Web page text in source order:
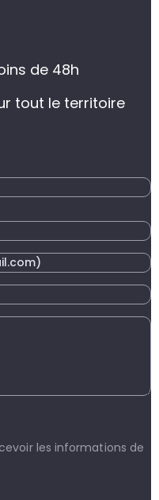
de 48h
tout le territoire
les informations de